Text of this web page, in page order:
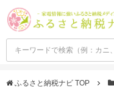
ふるさと納税ナビ TOP